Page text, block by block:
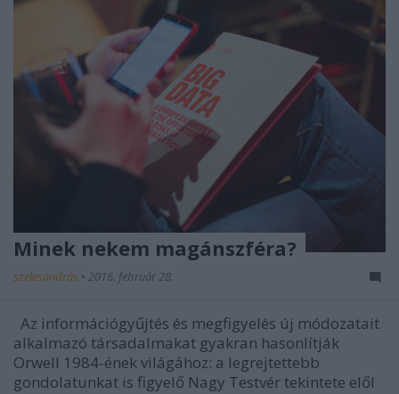
Minek nekem magánszféra?
szelesandrás • 2016. február 28.
Az információgyűjtés és megfigyelés új módozatait
alkalmazó társadalmakat gyakran hasonlítják
Orwell 1984-ének világához: a legrejtettebb
gondolatunkat is figyelő Nagy Testvér tekintete elől